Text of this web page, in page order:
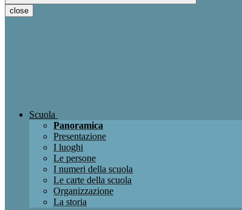
close
Scuola
Panoramica
Presentazione
I luoghi
Le persone
I numeri della scuola
Le carte della scuola
Organizzazione
La storia